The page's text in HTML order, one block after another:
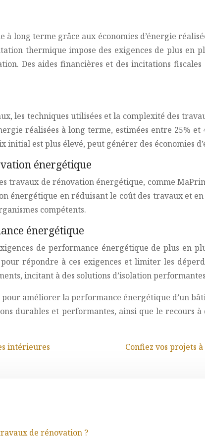
à long terme grâce aux économies d’énergie
thermique impose des exigences de plus en
Des aides financières et des incitations
les techniques utilisées et la complexité des
réalisées à long terme, estimées entre 25%
est plus élevé, peut générer des économies
énergétique
de rénovation énergétique, comme
énergétique en réduisant le coût des travaux et
compétents.
énergétique
de performance énergétique de plus en
répondre à ces exigences et limiter les
incitant à des solutions d’isolation
améliorer la performance énergétique d’un
durables et performantes, ainsi que le recours à
intérieures
Confiez vos projets
de rénovation ?